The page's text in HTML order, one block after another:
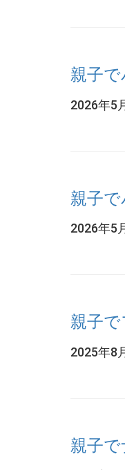
親子
2026年5
親子
2026年5
親子
2025年8
親子